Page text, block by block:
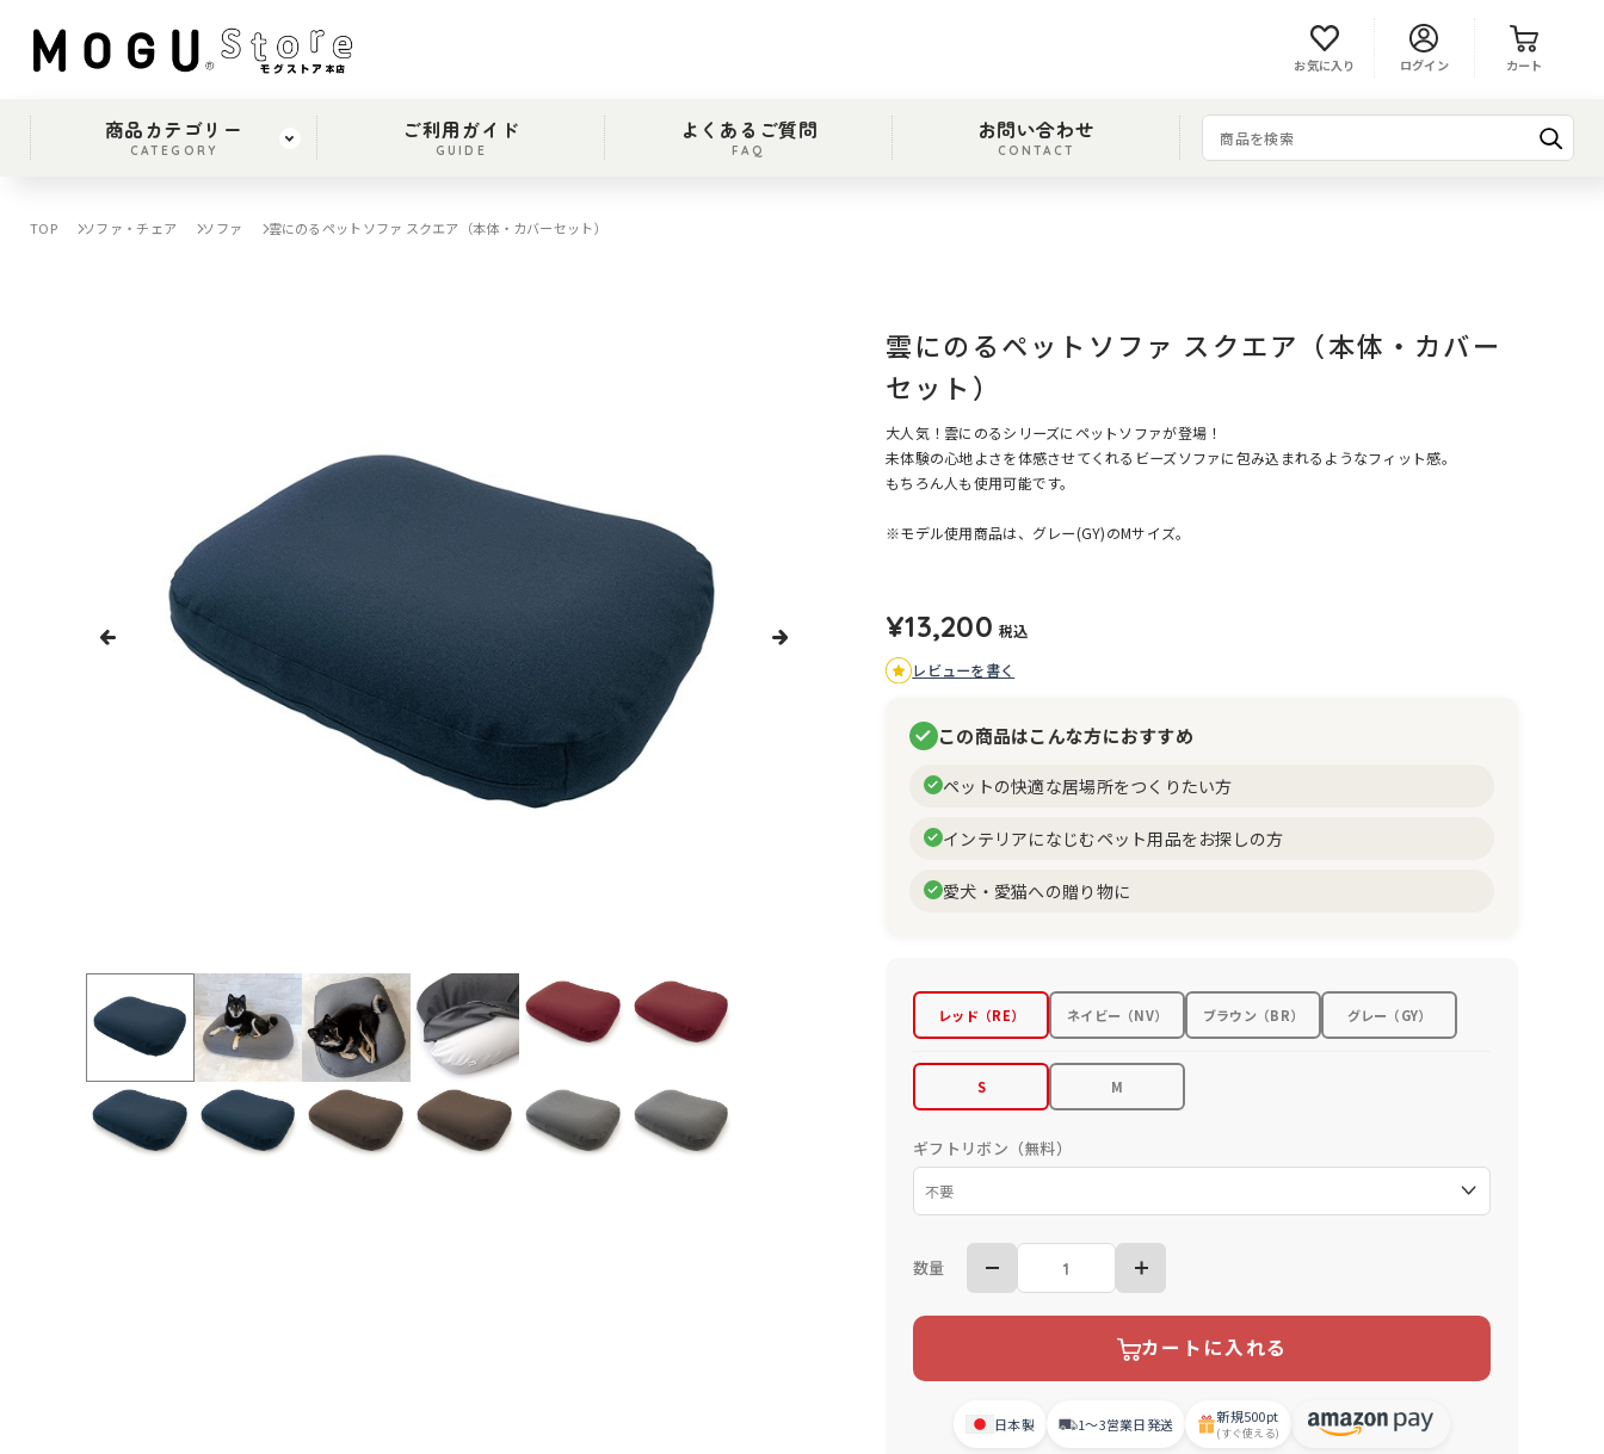
ログイン
お気に入り カート
商品カテゴリー
CATEGORY
ご利用ガイド
GUIDE
よくあるご質問
FAQ
お問い合わせ
CONTACT
TOP ソファ・チェア ソファ 雲にのるペットソファ スクエア（本体・カバーセット）
雲にのるペットソファ スクエア（本体・カバー
セット）
大人気！雲にのるシリーズにペットソファが登場！
未体験の心地よさを体感させてくれるビーズソファに包み込まれるようなフィット感。
もちろん人も使用可能です。
※モデル使用商品は、グレー(GY)のMサイズ。
¥13,200 税込
レビューを書く
この商品はこんな方におすすめ
ペットの快適な居場所をつくりたい方
インテリアになじむペット用品をお探しの方
愛犬・愛猫への贈り物に
レッド（RE） ネイビー（NV） ブラウン（BR） グレー（GY）
S M
ギフトリボン（無料）
数量
カートに入れる
日本製 1〜3営業日発送 新規500pt
(すぐ使える)